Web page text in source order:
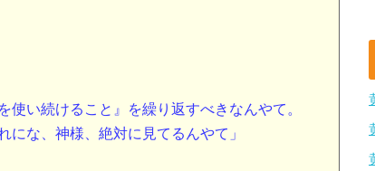
使い続けること』を繰り返すべきなんやて。
な、神様、絶対に見てるんやて」